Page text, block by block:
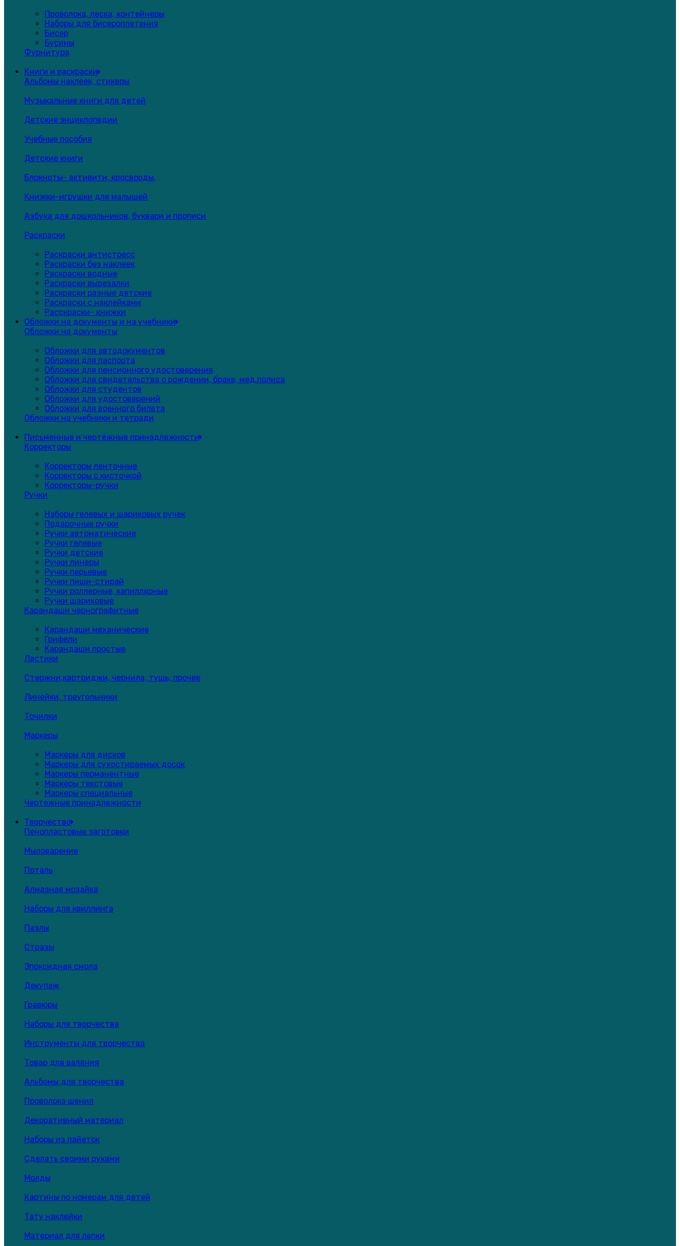
Проволока, леска, контейнеры
Наборы для бисероплетения
Бисер
Бусины
Фурнитура
Книги и раскраски
Альбомы наклеек, стикеры
Музыкальные книги для детей
Детские энциклопедии
Учебные пособия
Детские книги
Блокноты- активити, кросворды,
Книжки-игрушки для малышей
Азбука для дошкольников, буквари и прописи
Раскраски
Раскраски антистресс
Раскраски без наклеек
Раскраски водные
Раскраски вырезалки
Раскраски разные детские
Раскраски с наклейками
Расскраски- книжки
Обложки на документы и на учебники
Обложки на документы
Обложки для автодокументов
Обложки для паспорта
Обложки для пенсионного удостоверения
Обложки для свидетельства о рождении, браке, мед.полиса
Обложки для студентов
Обложки для удостоверений
Обложки для военного билета
Обложки на учебники и тетради
Письменные и чертёжные принадлежности
Корректоры
Корректоры ленточные
Корректоры с кисточкой
Корректоры-ручки
Ручки
Наборы гелевых и шариковых ручек
Подарочные ручки
Ручки автоматические
Ручки гелевые
Ручки детские
Ручки линеры
Ручки перьевые
Ручки пиши-стирай
Ручки роллерные, капиллярные
Ручки шариковые
Карандаши чернографитные
Карандаши механические
Грифели
Карандаши простые
Ластики
Стержни,картриджи, чернила, тушь, прочее
Линейки, треугольники
Точилки
Маркеры
Маркеры для дисков
Маркеры для сухостираемых досок
Маркеры перманентные
Маркеры текстовые
Маркеры специальные
Чертежные принадлежности
Творчество
Пенопластовые заготовки
Мыловарение
Поталь
Алмазная мозайка
Наборы для квиллинга
Пазлы
Стразы
Эпоксидная смола
Декупаж
Гравюры
Наборы для творчества
Инструменты для творчества
Товар для валяния
Альбомы для творчества
Проволока шенил
Декоративный материал
Наборы из пайеток
Сделать своими руками
Молды
Картины по номерам для детей
Тату наклейки
Материал для лепки